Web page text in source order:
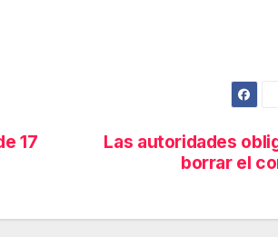
Las autoridades
borrar el
17